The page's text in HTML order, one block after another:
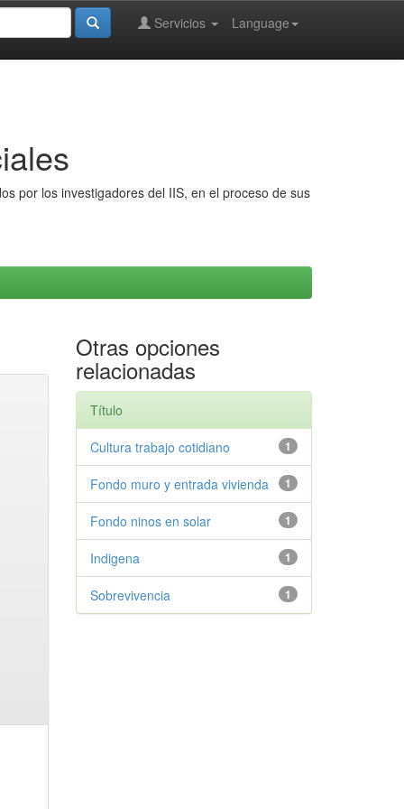
Language
Servicios
por los investigadores del IIS, en el proceso de sus
Otras opciones
relacionadas
Título
1
Cultura trabajo cotidiano
1
Fondo muro y entrada vivienda
1
Fondo ninos en solar
1
Indigena
1
Sobrevivencia